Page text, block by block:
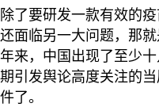
除了要研发一款有效的
还面临另一大问题，那
年来，中国出现了至少
期引发舆论高度关注的
件了。